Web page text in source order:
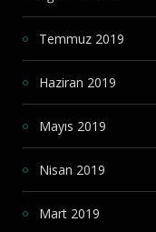
Temmuz 2019
Haziran 2019
Mayıs 2019
Nisan 2019
Mart 2019